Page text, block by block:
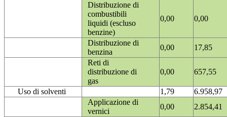
Distribuzione di
combustibili
liquidi (escluso
benzine)
0,00 0,00
Distribuzione di
benzina
0,00
17,85
Reti di
distribuzione di
gas
0,00 657,55
Uso di solventi 1,79
6.958,97
Applicazione di
vernici
0,00
2.854,41